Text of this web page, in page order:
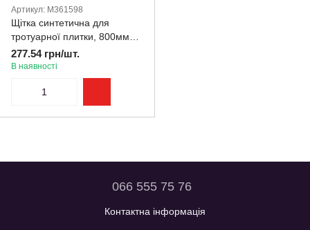
Артикул: M361598
Щітка синтетична для
тротуарної плитки, 800мм
Technics
277.54 грн/шт.
В наявності
066 555 75 76
Контактна інформація